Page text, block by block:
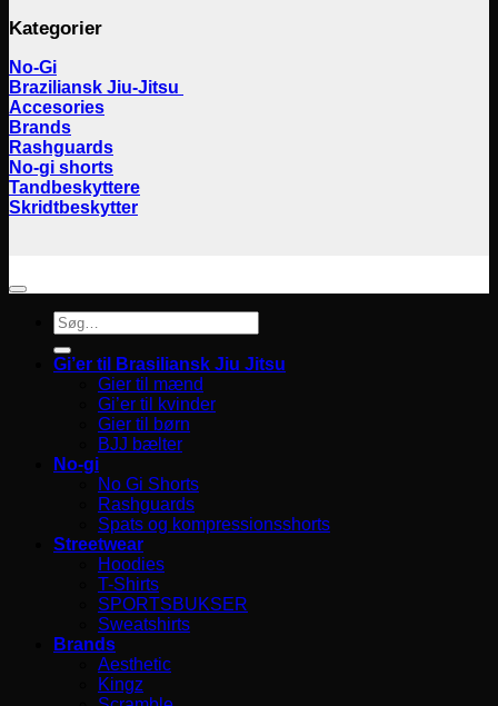
Kategorier
No-Gi
Braziliansk Jiu-Jitsu
Accesories
Brands
Rashguards
No-gi shorts
Tandbeskyttere
Skridtbeskytter
Søg
efter:
Gi’er til Brasiliansk Jiu Jitsu
Gier til mænd
Gi’er til kvinder
Gier til børn
BJJ bælter
No-gi
No Gi Shorts
Rashguards
Spats og kompressionsshorts
Streetwear
Hoodies
T-Shirts
SPORTSBUKSER
Sweatshirts
Brands
Aesthetic
Kingz